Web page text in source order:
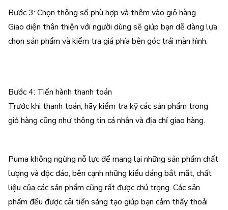
Bước 3: Chọn thông số phù hợp và thêm vào giỏ hàng
Giao diện thân thiện với người dùng sẽ giúp bạn dễ dàng lựa
chọn sản phẩm và kiểm tra giá phía bên góc trái màn hình.
Bước 4: Tiến hành thanh toán
Trước khi thanh toán, hãy kiểm tra kỹ các sản phẩm trong
giỏ hàng cũng như thông tin cá nhân và địa chỉ giao hàng.
Puma không ngừng nỗ lực để mang lại những sản phẩm chất
lượng và độc đáo, bên cạnh những kiểu dáng bắt mắt, chất
liệu của các sản phẩm cũng rất được chú trọng. Các sản
phẩm đều được cải tiến sáng tạo giúp bạn cảm thấy thoải